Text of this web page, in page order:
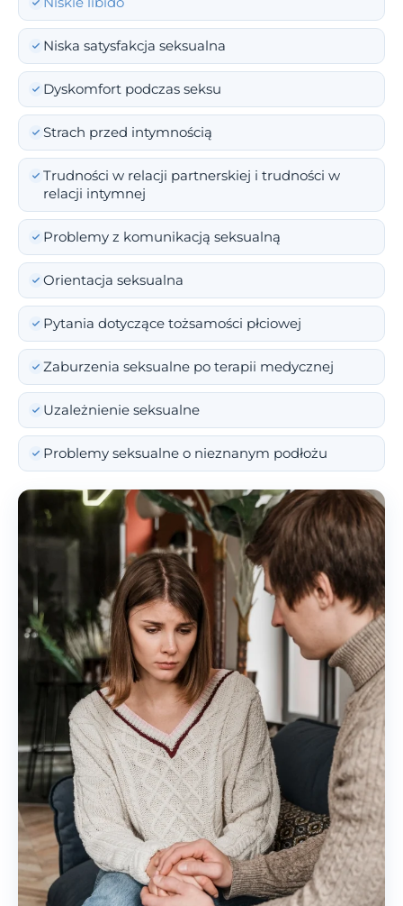
Niska satysfakcja seksualna
Dyskomfort podczas seksu
Strach przed intymnością
Trudności w relacji partnerskiej i trudności w
relacji intymnej
Problemy z komunikacją seksualną
Orientacja seksualna
Pytania dotyczące tożsamości płciowej
Zaburzenia seksualne po terapii medycznej
Uzależnienie seksualne
Problemy seksualne o nieznanym podłożu